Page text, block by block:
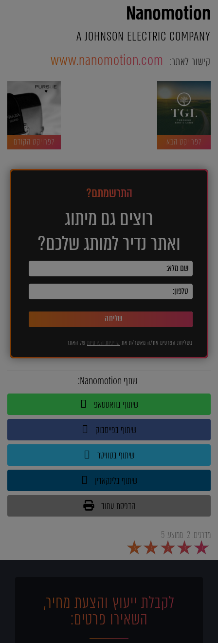
Nanomotion
A JOHNSON ELECTRIC COMPANY
קישור לאתר: www.nanomotion.com
לפרויקט הבא לפרויקט הקודם
התרשמתם?
רוצים גם מיתוג
ואתר נדיר למותג שלכם?
שליחה
בשליחת הפרטים את/ה מאשר/ת את מדיניות הפרטיות של האתר
שתף Nanomotion:
שיתוף בוואטסאפ
שיתוף בפייסבוק
שיתוף בטוויטר
שיתוף בלינקאדין
הדפסת עמוד
מדרגים: 2 ממוצע:5
1
2
3
4
5
לקבלת ייעוץ והצעת מחיר,
השאירו פרטים: